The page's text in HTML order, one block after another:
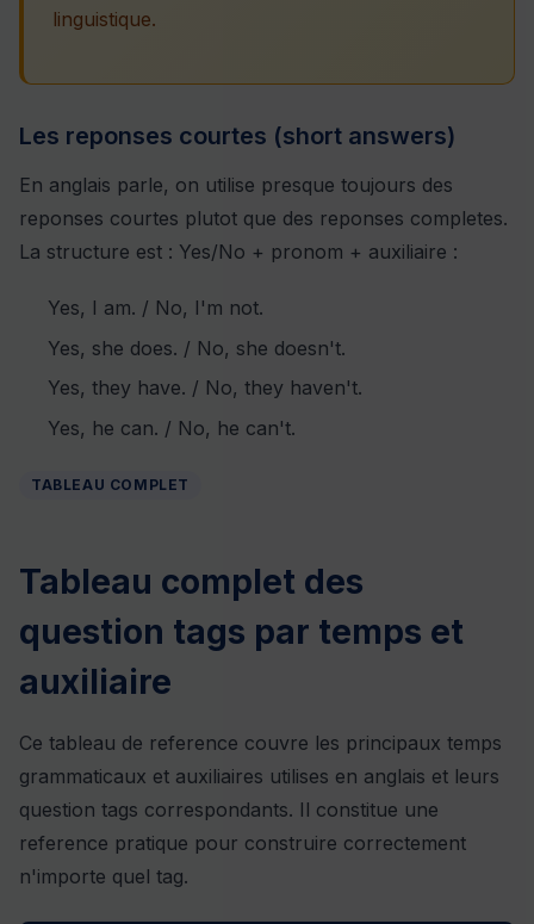
linguistique.
Les reponses courtes (short answers)
En anglais parle, on utilise presque toujours des
reponses courtes plutot que des reponses completes.
La structure est : Yes/No + pronom + auxiliaire :
Yes, I am. / No, I'm not.
Yes, she does. / No, she doesn't.
Yes, they have. / No, they haven't.
Yes, he can. / No, he can't.
TABLEAU COMPLET
Tableau complet des
question tags par temps et
auxiliaire
Ce tableau de reference couvre les principaux temps
grammaticaux et auxiliaires utilises en anglais et leurs
question tags correspondants. Il constitue une
reference pratique pour construire correctement
n'importe quel tag.